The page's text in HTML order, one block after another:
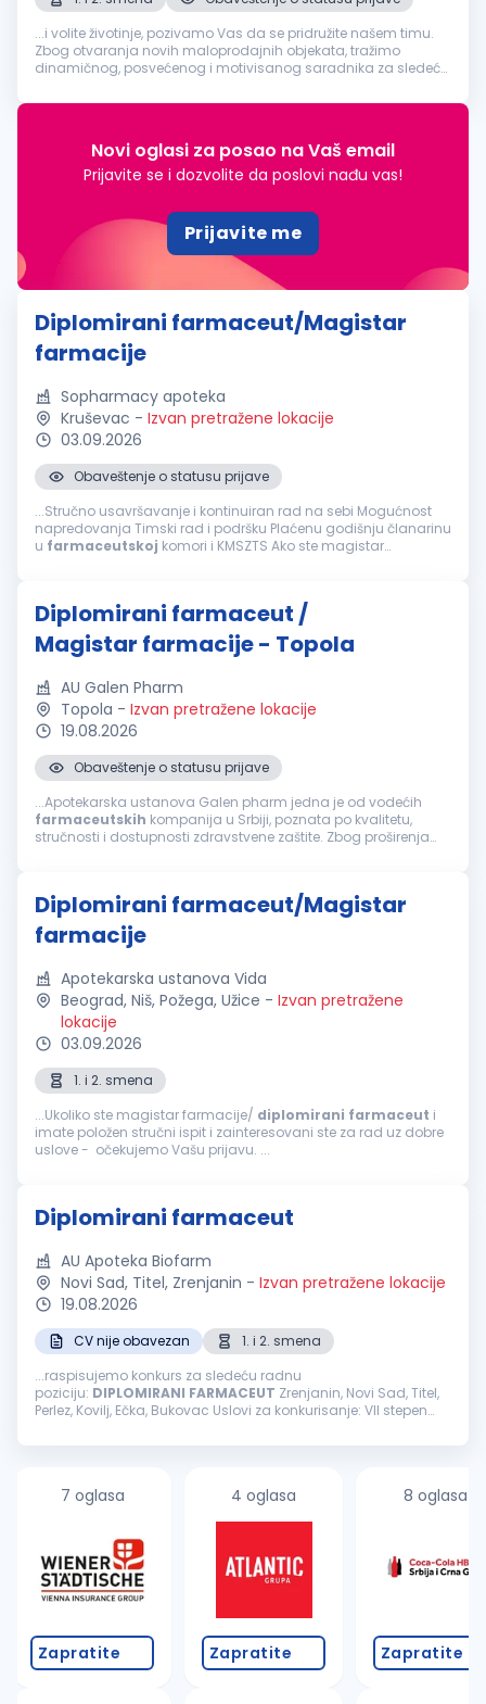
...i volite životinje, pozivamo Vas da se pridružite našem timu.
Zbog otvaranja novih maloprodajnih objekata, tražimo
dinamičnog, posvećenog i motivisanog saradnika za sledeće
veterinarskoj apoteci u sklopu...
Novi oglasi za posao na Vaš email
Prijavite se i dozvolite da poslovi nađu vas!
Prijavite me
Diplomirani farmaceut/Magistar
farmacije
Sopharmacy apoteka
Kruševac - Izvan pretražene lokacije
03.09.2026
Obaveštenje o statusu prijave
...Stručno usavršavanje i kontinuiran rad na sebi Mogućnost
napredovanja Timski rad i podršku Plaćenu godišnju članarinu
u farmaceutskoj komori i KMSZTS Ako ste magistar
Diplomirani farmaceut /
Magistar farmacije - Topola
AU Galen Pharm
Topola - Izvan pretražene lokacije
19.08.2026
Obaveštenje o statusu prijave
...Apotekarska ustanova Galen pharm jedna je od vodećih
farmaceutskih kompanija u Srbiji, poznata po kvalitetu,
stručnosti i dostupnosti zdravstvene zaštite. Zbog proširenja
Diplomirani farmaceut/Magistar
farmacije
Apotekarska ustanova Vida
Beograd, Niš, Požega, Užice - Izvan pretražene
lokacije
03.09.2026
1. i 2. smena
...Ukoliko ste magistar farmacije/ diplomirani farmaceut i
imate položen stručni ispit i zainteresovani ste za rad uz dobre
uslove - očekujemo Vašu prijavu. ...
Diplomirani farmaceut
AU Apoteka Biofarm
Novi Sad, Titel, Zrenjanin - Izvan pretražene lokacije
19.08.2026
CV nije obavezan
1. i 2. smena
...raspisujemo konkurs za sledeću radnu
poziciju: DIPLOMIRANI FARMACEUT Zrenjanin, Novi Sad, Titel,
Perlez, Kovilj, Ečka, Bukovac Uslovi za konkurisanje: VII stepen
Licenca za rad Odgovornost...
7 oglasa
Zapratite
4 oglasa
Zapratite
8 oglasa
Zapratite